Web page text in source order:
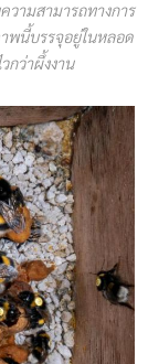
ามสามารถทางการ
พนี้บรรจุอยู่ในหลอด
กว่าผึ้งงาน